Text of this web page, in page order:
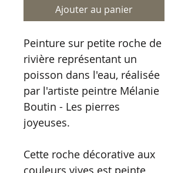
Ajouter au panier
Peinture sur petite roche de
rivière représentant un
poisson dans l'eau, réalisée
par l'artiste peintre Mélanie
Boutin - Les pierres
joyeuses.
Cette roche décorative aux